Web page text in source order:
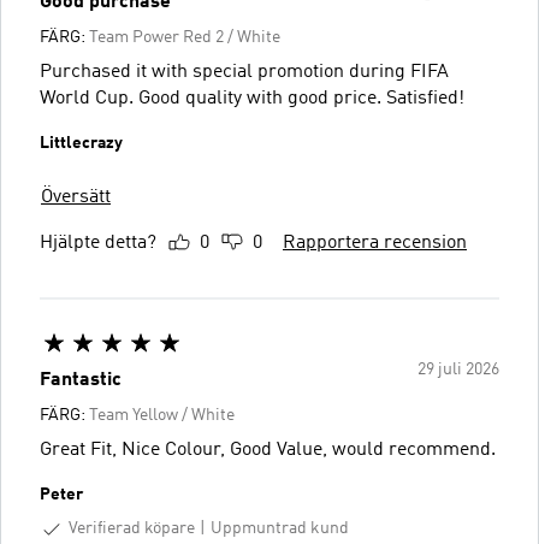
FÄRG: Team Power Red 2 / White
Purchased it with special promotion during FIFA
World Cup. Good quality with good price. Satisfied!
Littlecrazy
Översätt
Hjälpte detta? 0 0 Rapportera recension
29 juli 2026
Fantastic
FÄRG: Team Yellow / White
Great Fit, Nice Colour, Good Value, would recommend.
Peter
Verifierad köpare
Uppmuntrad kund